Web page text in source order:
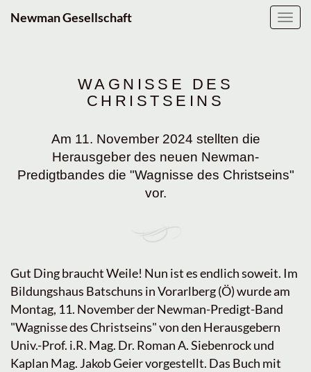
Newman Gesellschaft
WAGNISSE DES
CHRISTSEINS
Am 11. November 2024 stellten die
Herausgeber des neuen Newman-
Predigtbandes die "Wagnisse des Christseins"
vor.
Gut Ding braucht Weile! Nun ist es endlich soweit. Im
Bildungshaus Batschuns in Vorarlberg (Ö) wurde am
Montag, 11. November der Newman-Predigt-Band
"Wagnisse des Christseins" von den Herausgebern
Univ.-Prof. i.R. Mag. Dr. Roman A. Siebenrock und
Kaplan Mag. Jakob Geier vorgestellt. Das Buch mit